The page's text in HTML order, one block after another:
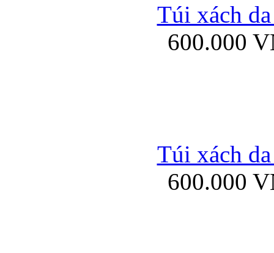
Bao da iPhone 5
Túi xách
600.000
Túi xách
600.000